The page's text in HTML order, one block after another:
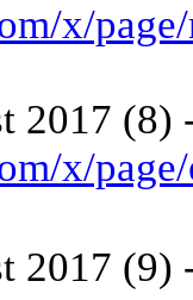
x/
2017 (8)
x/
2017 (9)